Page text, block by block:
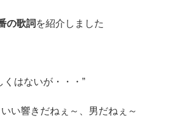
の歌詞 を紹介しました
くはないが・・・”
い響きだねぇ～、男だねぇ～